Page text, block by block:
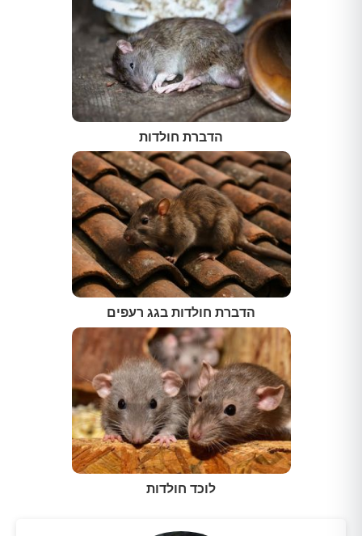
הדברת חולדות
הדברת חולדות בגג רעפים
לוכד חולדות